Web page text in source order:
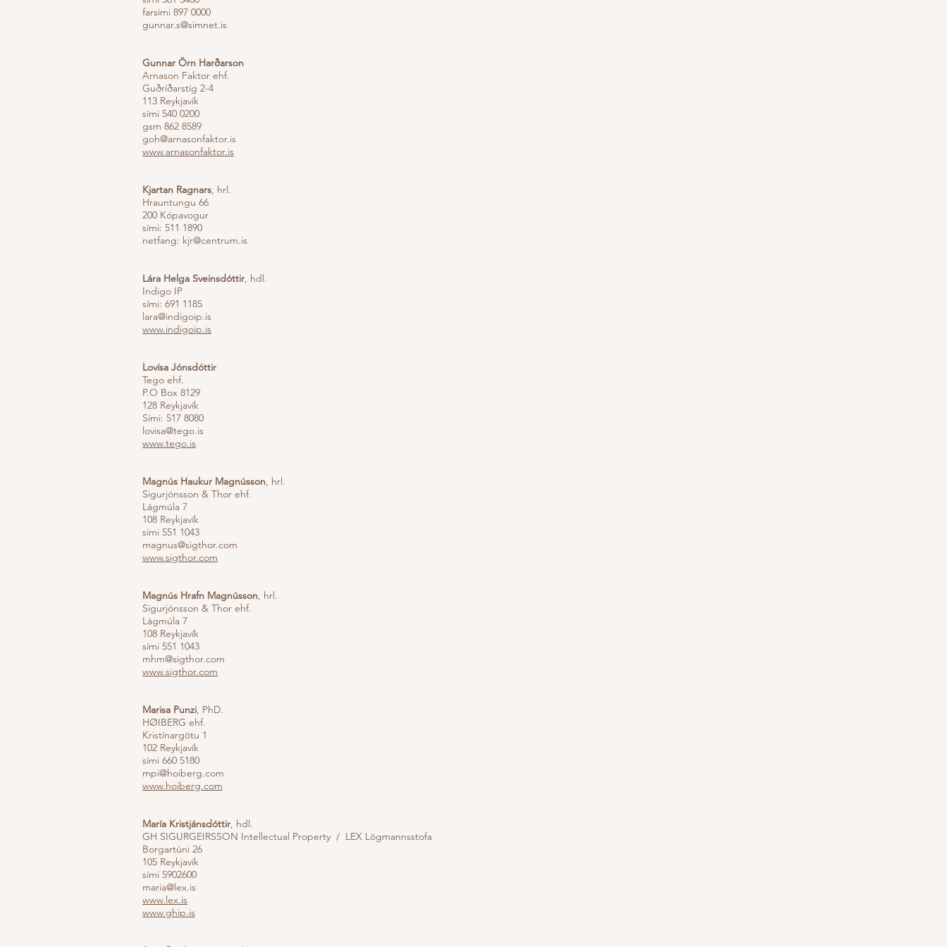
farsími 897 0000
gunnar.s@simnet.is
Gunnar Örn Harðarson
Arnason Faktor ehf.
Guðríðarstíg 2-4
113 Reykjavík
sími 540 0200
gsm 862 8589
goh@arnasonfaktor.is
www.arnasonfaktor.is
Kjartan Ragnars, hrl.
Hrauntungu 66
200 Kópavogur
sími: 511 1890
netfang: kjr@centrum.is
Lára Helga Sveinsdóttir, hdl.
Indigo IP
sími: 691 1185
lara@indigoip.is
www.indigoip.is
Lovísa Jónsdóttir
Tego ehf.
P.O Box 8129
128 Reykjavík
Sími: 517 8080
lovisa@tego.is
www.tego.is
Magnús Haukur Magnússon, hrl.
Sigurjónsson & Thor ehf.
Lágmúla 7
108 Reykjavík
sími 551 1043
magnus@sigthor.com
www.sigthor.com
Magnús Hrafn Magnússon, hrl.
Sigurjónsson & Thor ehf.
Lágmúla 7
108 Reykjavík
sími 551 1043
mhm@sigthor.com
www.sigthor.com
Marisa Punzi, PhD.
HØIBERG ehf.
Kristínargötu 1
102 Reykjavík
sími 660 5180
mpi@hoiberg.com
www.hoiberg.com
María Kristjánsdóttir, hdl.
GH SIGURGEIRSSON Intellectual Property / LEX Lögmannsstofa
Borgartúni 26
105 Reykjavík
sími 5902600
maria@lex.is
www.lex.is
www.ghip.is